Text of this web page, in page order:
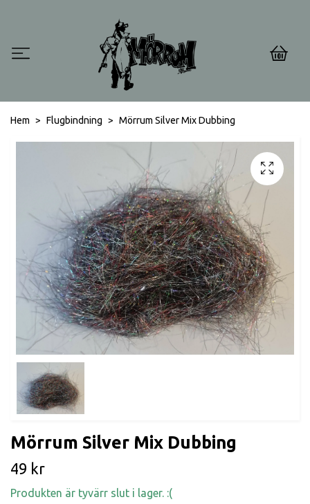
0
Hem Flugbindning Mörrum Silver Mix Dubbing
Mörrum Silver Mix Dubbing
49 kr
Produkten är tyvärr slut i lager. :(